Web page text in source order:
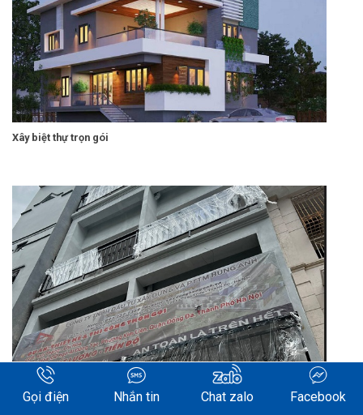
Xây biệt thự trọn gói
Trọn gói xây nhà ống từ A-Z: Giải pháp an toàn, tiết kiệm
Gọi điện Nhắn tin Chat zalo Facebook